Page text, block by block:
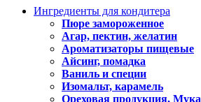
Ингредиенты для кондитера
Пюре замороженное
Агар, пектин, желатин
Ароматизаторы пищевые
Айсинг, помадка
Ваниль и специи
Изомальт, карамель
Ореховая продукция, Мука